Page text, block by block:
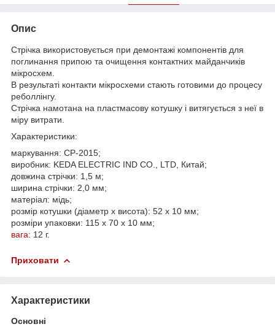
Опис
Стрічка використовується при демонтажі компонентів для
поглинання припою та очищення контактних майданчиків
мікросхем.
В результаті контакти мікросхеми стають готовими до процесу
реболлінгу.
Стрічка намотана на пластмасову котушку і витягується з неї в
міру витрати.
Характеристики:
маркування: CP-2015;
виробник: KEDA ELECTRIC IND CO., LTD, Китай;
довжина стрічки: 1,5 м;
ширина стрічки: 2,0 мм;
матеріал: мідь;
розмір котушки (діаметр х висота): 52 х 10 мм;
розміри упаковки: 115 х 70 х 10 мм;
вага: 12 г.
Приховати
Характеристики
Основні